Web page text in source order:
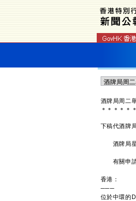
酒牌局周二
＊ ＊ ＊ ＊ ＊ ＊
下稿代酒牌
酒牌局星
有關申請
香港：
───
位於中環的